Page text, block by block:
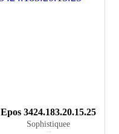
Epos 3424.183.20.15.25
Sophistiquee